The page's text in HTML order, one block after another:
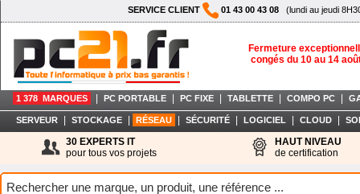
SERVICE CLIENT 01 43 00 43 08 (lundi au jeudi
Fermeture
congés du 10 au 14
1 378 MARQUES PC PORTABLE PC FIXE TABLETTE COMPO PC
SERVEUR STOCKAGE RÉSEAU SÉCURITÉ LOGICIEL CLOUD
30 EXPERTS IT
pour tous vos projets
HAUT NIVEAU
de certification